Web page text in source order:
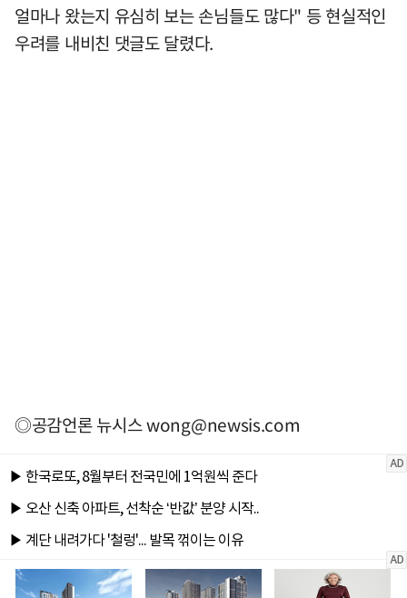
얼마나 왔는지 유심히 보는 손님들도 많다" 등 현실적인
우려를 내비친 댓글도 달렸다.
◎공감언론 뉴시스wong@newsis.com